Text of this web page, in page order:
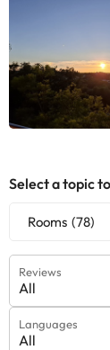
Select a topic
Rooms (78)
Reviews
All
Languages
All